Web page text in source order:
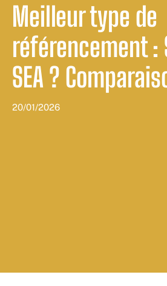
Meilleur type de
référencement :
SEA ?
20/01/2026